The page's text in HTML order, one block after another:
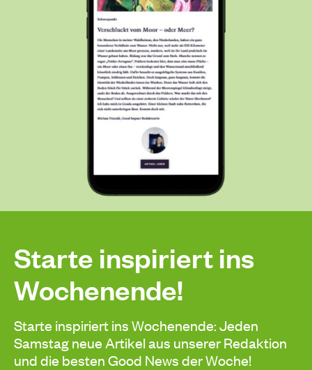
Starte inspiriert ins
Wochenende!
Starte inspiriert ins Wochenende: Jeden
Samstag neue Artikel aus unserer Redaktion
und die besten Good News der Woche!